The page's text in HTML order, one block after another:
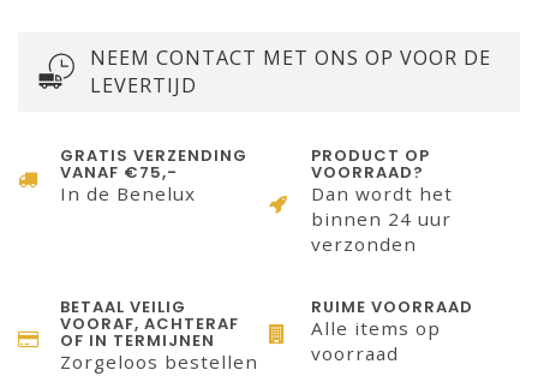
NEEM CONTACT MET ONS OP VOOR DE
LEVERTIJD
GRATIS VERZENDING
VANAF €75,-
In de Benelux
PRODUCT OP
VOORRAAD?
Dan wordt het
binnen 24 uur
verzonden
BETAAL VEILIG
VOORAF, ACHTERAF
OF IN TERMIJNEN
Zorgeloos bestellen
RUIME VOORRAAD
Alle items op
voorraad